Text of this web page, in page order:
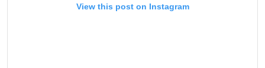
View this post on Instagram